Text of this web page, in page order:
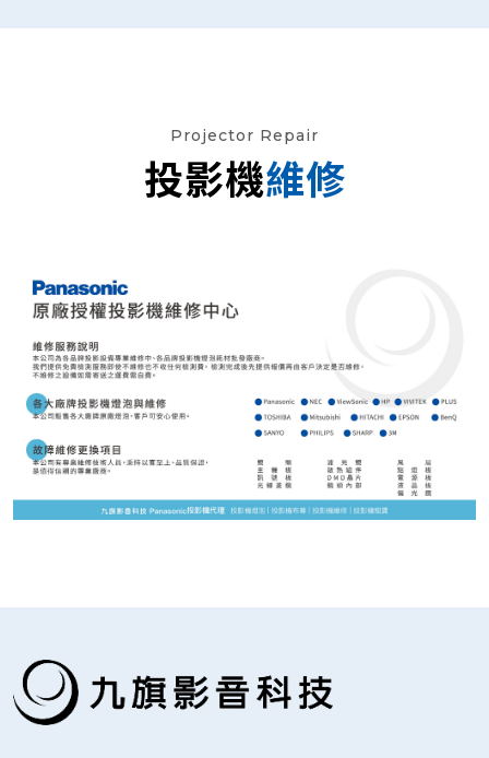
Projector Repair
投影機維修